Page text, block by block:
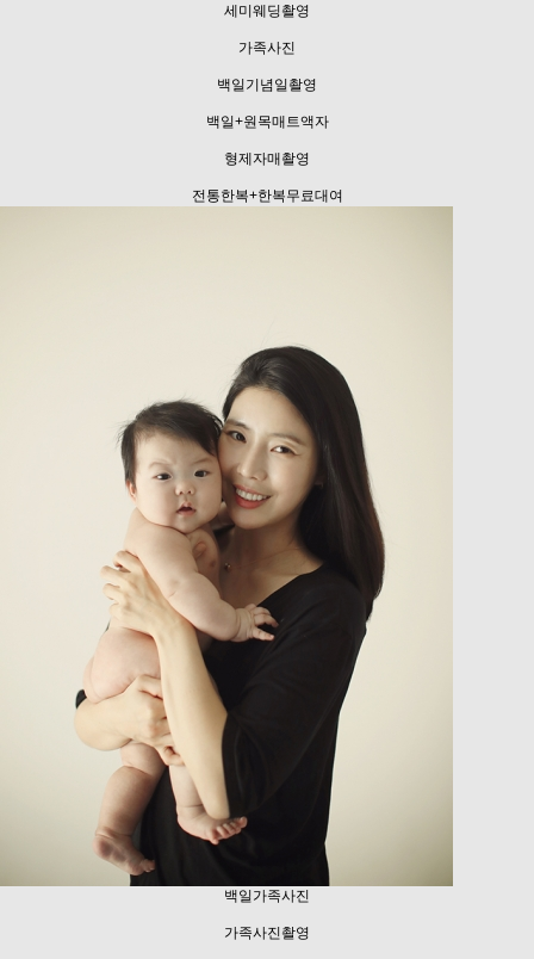
세미웨딩촬영
가족사진
백일기념일촬영
백일+원목매트액자
형제자매촬영
전통한복+한복무료대여
백일가족사진
가족사진촬영